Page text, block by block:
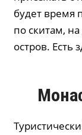
будет время
по скитам,
остров.